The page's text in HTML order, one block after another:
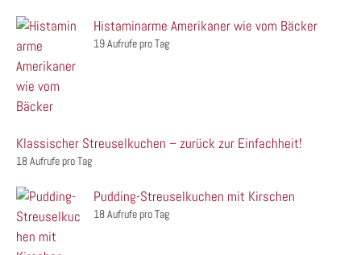
Histaminarme Amerikaner wie vom Bäcker
19 Aufrufe pro Tag
Klassischer Streuselkuchen – zurück zur Einfachheit!
18 Aufrufe pro Tag
Pudding-Streuselkuchen mit Kirschen
18 Aufrufe pro Tag